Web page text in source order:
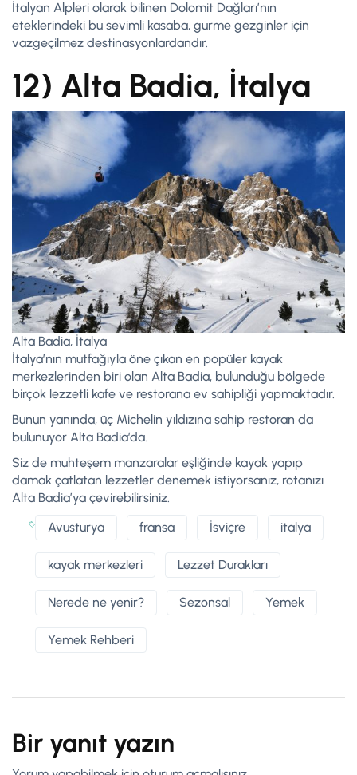
İtalyan Alpleri olarak bilinen Dolomit Dağları’nın
eteklerindeki bu sevimli kasaba, gurme gezginler için
vazgeçilmez destinasyonlardandır.
12) Alta Badia, İtalya
Alta Badia, İtalya
İtalya’nın mutfağıyla öne çıkan en popüler kayak
merkezlerinden biri olan Alta Badia, bulunduğu bölgede
birçok lezzetli kafe ve restorana ev sahipliği yapmaktadır.
Bunun yanında, üç Michelin yıldızına sahip restoran da
bulunuyor Alta Badia’da.
Siz de muhteşem manzaralar eşliğinde kayak yapıp
damak çatlatan lezzetler denemek istiyorsanız, rotanızı
Alta Badia’ya çevirebilirsiniz.
Avusturya
fransa İsviçre italya
kayak merkezleri Lezzet Durakları
Nerede ne yenir? Sezonsal Yemek
Yemek Rehberi
Bir yanıt yazın